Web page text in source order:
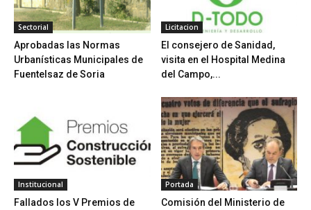
Sectorial
Aprobadas las Normas
Urbanísticas Municipales de
Fuentelsaz de Soria
Licitacion
El consejero de Sanidad,
visita en el Hospital Medina
del Campo,...
Institucional
Fallados los V Premios de
Portada
Comisión del Ministerio de